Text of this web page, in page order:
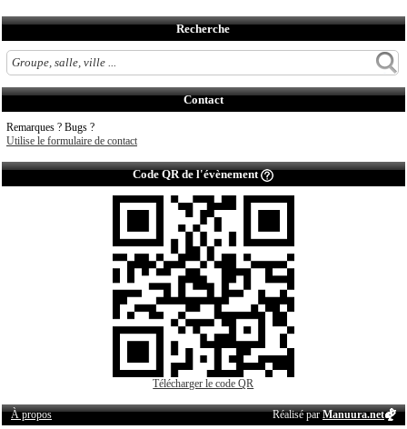
Recherche
Contact
Remarques ? Bugs ?
Utilise le formulaire de contact
Code QR de l'évènement
Télécharger le code QR
À propos Réalisé parManuura.net